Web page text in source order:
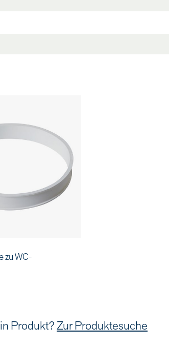
zu WC-
Produkt?Zur Produktesuche